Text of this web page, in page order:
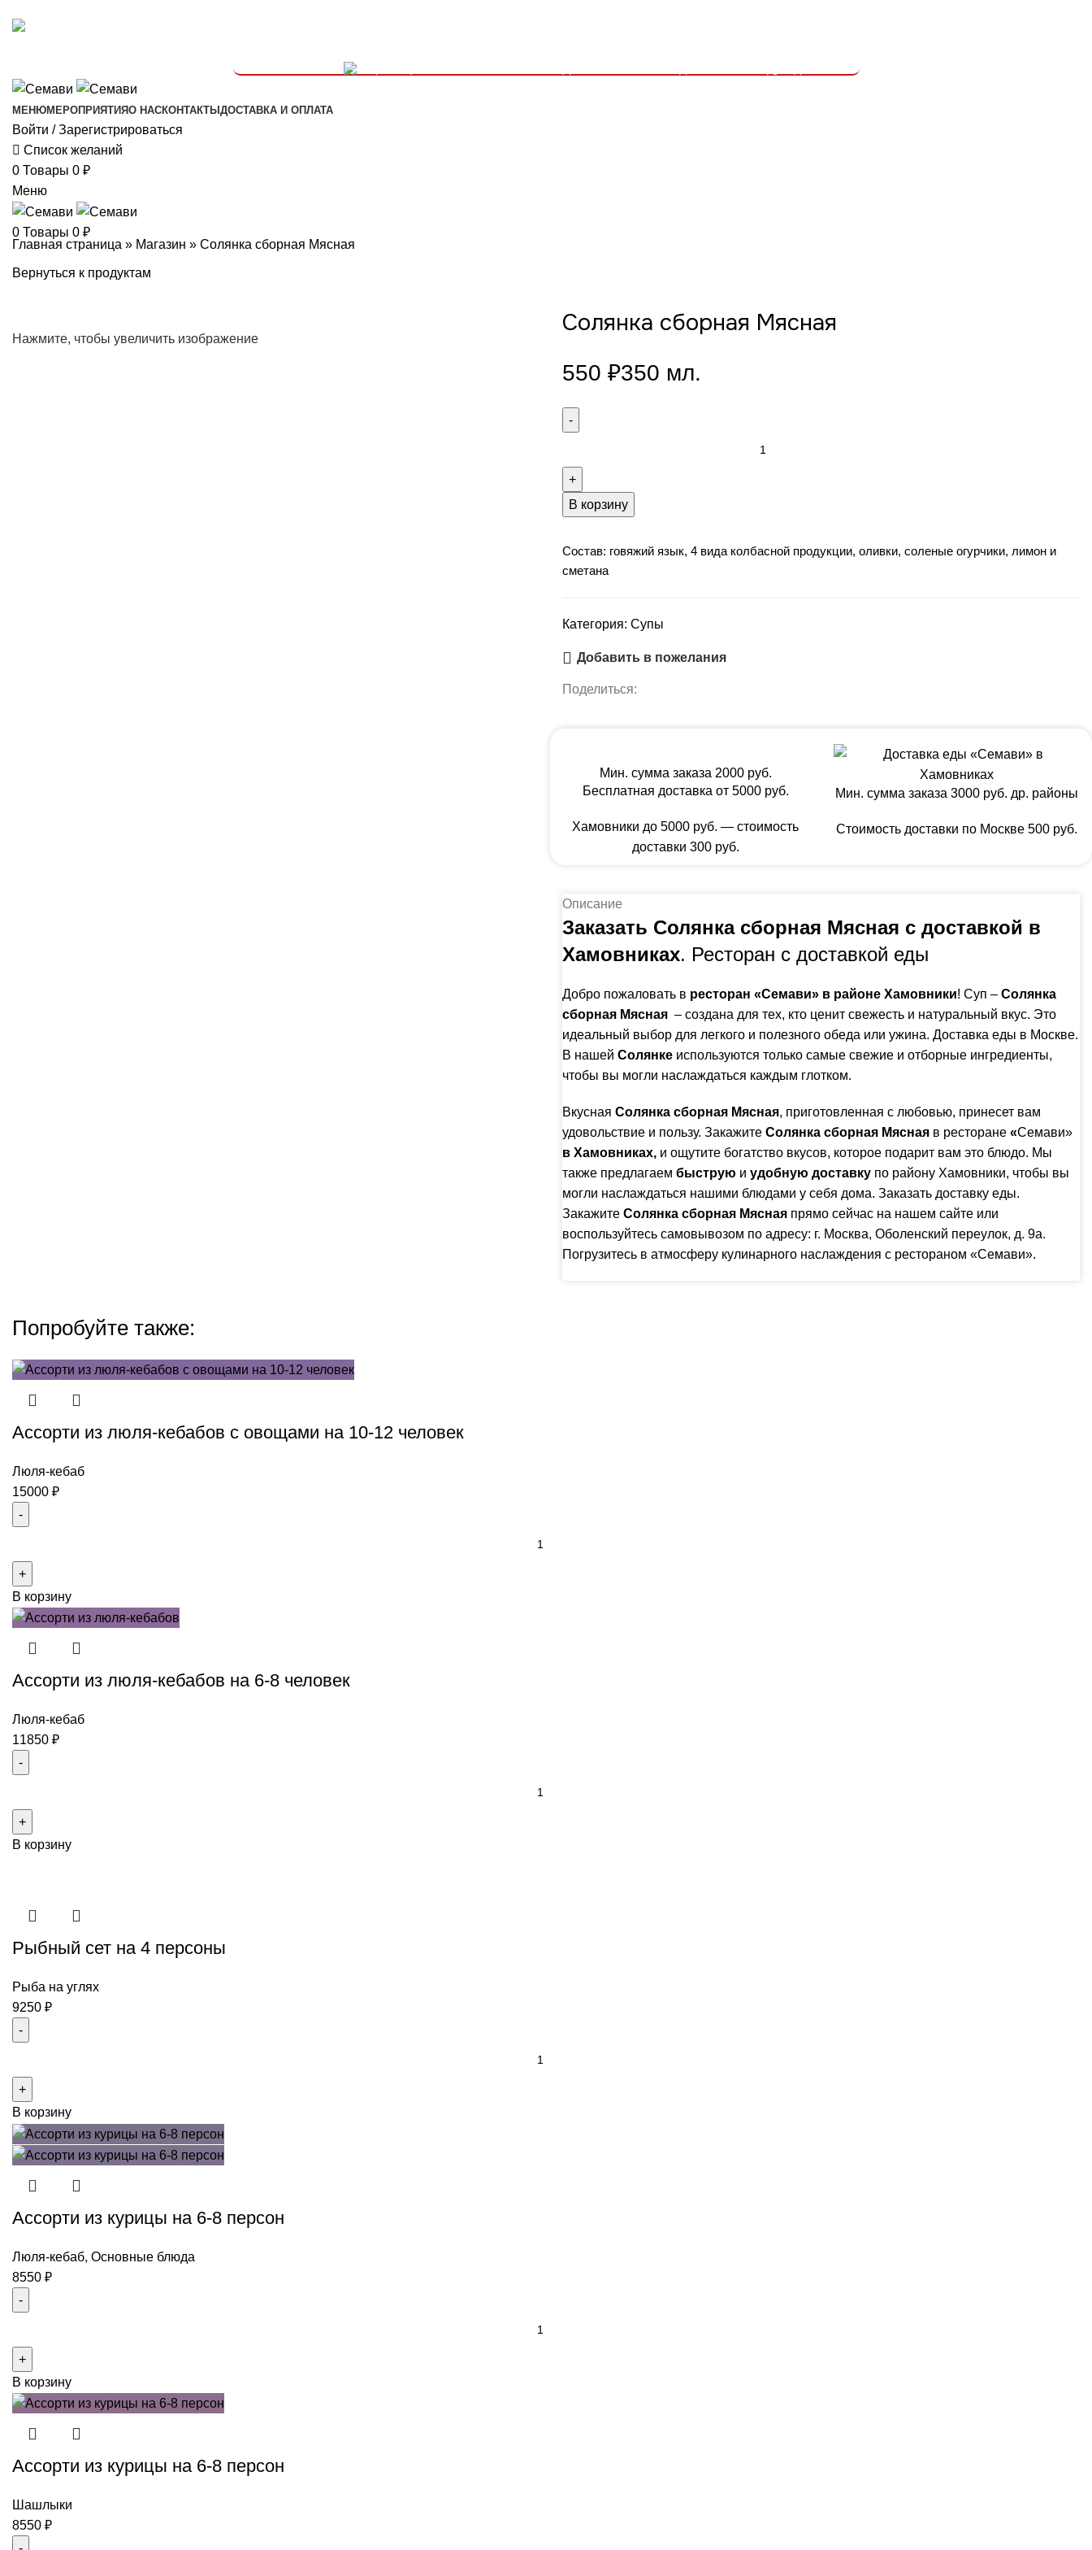
+7 (916) 966-28-28
МЕНЮМЕРОПРИЯТИЯО НАСКОНТАКТЫДОСТАВКА И ОПЛАТА
Войти / Зарегистрироваться
Список желаний
0 Товары 0 ₽
Меню
0 Товары 0 ₽
Главная страница » Магазин » Солянка сборная Мясная
Вернуться к продуктам
Нажмите, чтобы увеличить изображение
Солянка сборная Мясная
550 ₽350 мл.
Солянка
сборная
В корзину
Состав: говяжий язык, 4 вида колбасной продукции, оливки, соленые огурчики, лимон и
сметана
Категория: Супы
Добавить в пожелания
Поделиться:
Мин. сумма заказа 2000 руб.
Бесплатная доставка от 5000 руб.
Хамовники до 5000 руб. — стоимость
доставки 300 руб.
Мин. сумма заказа 3000 руб. др. районы
Стоимость доставки по Москве 500 руб.
Описание
Заказать Солянка сборная Мясная с доставкой в
Хамовниках. Ресторан с доставкой еды
Добро пожаловать в ресторан «Семави» в районе Хамовники! Суп – Солянка
сборная Мясная – создана для тех, кто ценит свежесть и натуральный вкус. Это
идеальный выбор для легкого и полезного обеда или ужина. Доставка еды в Москве.
В нашей Солянке используются только самые свежие и отборные ингредиенты,
чтобы вы могли наслаждаться каждым глотком.
Вкусная Солянка сборная Мясная, приготовленная с любовью, принесет вам
удовольствие и пользу. Закажите Солянка сборная Мясная в ресторане «Семави»
в Хамовниках, и ощутите богатство вкусов, которое подарит вам это блюдо. Мы
также предлагаем быструю и удобную доставку по району Хамовники, чтобы вы
могли наслаждаться нашими блюдами у себя дома. Заказать доставку еды.
Закажите Солянка сборная Мясная прямо сейчас на нашем сайте или
воспользуйтесь самовывозом по адресу: г. Москва, Оболенский переулок, д. 9а.
Погрузитесь в атмосферу кулинарного наслаждения с рестораном «Семави».
Попробуйте также:
Ассорти из люля-кебабов с овощами на 10-12 человек
Люля-кебаб
15000 ₽
Ассорти
из
люля-
овощами
10-
12
человек
В корзину
Ассорти из люля-кебабов на 6-8 человек
Люля-кебаб
11850 ₽
Ассорти
из
8
В корзину
Рыбный сет на 4 персоны
Рыба на углях
9250 ₽
Рыбный
сет
на
4
В корзину
Ассорти из курицы на 6-8 персон
Люля-кебаб, Основные блюда
8550 ₽
Ассорти
из
курицы
8
В корзину
Ассорти из курицы на 6-8 персон
Шашлыки
8550 ₽